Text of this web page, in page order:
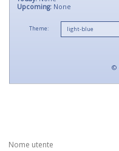
Upcoming: None
Theme:
©
Nome utente